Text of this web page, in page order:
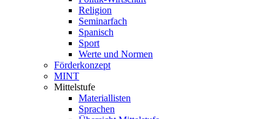
Religion
Seminarfach
Spanisch
Sport
Werte und Normen
Förderkonzept
MINT
Mittelstufe
Materiallisten
Sprachen